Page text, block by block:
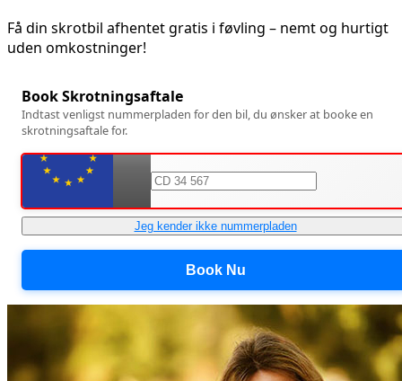
Få din skrotbil afhentet gratis i føvling – nemt og hurtigt
uden omkostninger!
Book Skrotningsaftale
Indtast venligst nummerpladen for den bil, du ønsker at booke en
skrotningsaftale for.
Jeg kender ikke nummerpladen
Book Nu